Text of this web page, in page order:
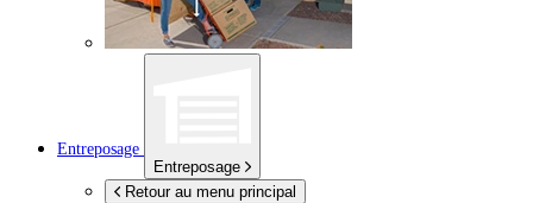
Entreposage
Entreposage
Retour au menu principal